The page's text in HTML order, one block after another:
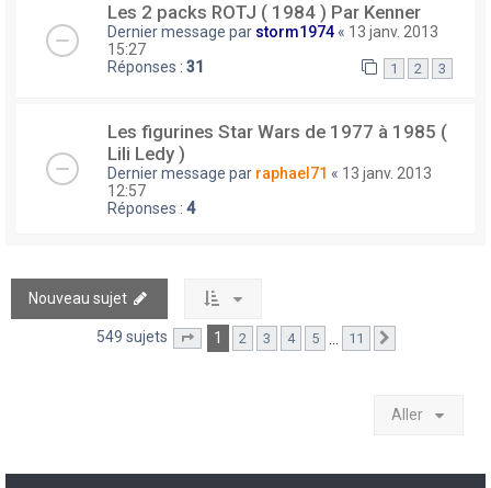
Les 2 packs ROTJ ( 1984 ) Par Kenner
Dernier message par storm1974 « 13 janv. 2013
15:27
Réponses : 31 1 2 3
Les figurines Star Wars de 1977 à 1985 (
Lili Ledy )
Dernier message par raphael71 « 13 janv. 2013
12:57
Réponses : 4
Nouveau sujet
549 sujets Page sur11
1 2 3 4 5 11
Aller